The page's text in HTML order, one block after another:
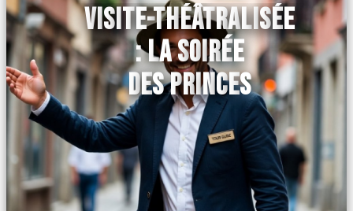
VISITE-THÉÂTRALISÉE
: LA SOIRÉE
DES PRINCES